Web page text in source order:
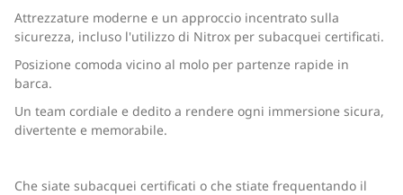
Attrezzature moderne e un approccio incentrato sulla
sicurezza, incluso l'utilizzo di Nitrox per subacquei certificati.
Posizione comoda vicino al molo per partenze rapide in
barca.
Un team cordiale e dedito a rendere ogni immersione sicura,
divertente e memorabile.
Che siate subacquei certificati o che stiate frequentando il